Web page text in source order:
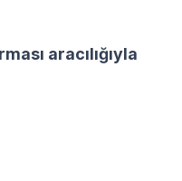
aracılığıyla